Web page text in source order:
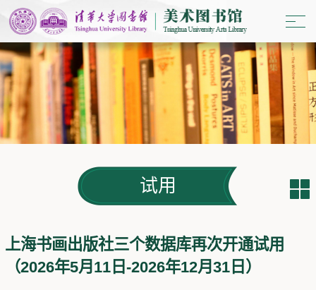
试用
上海书画出版社三个数据库再次开通试用
（2026年5月11日-2026年12月31日）